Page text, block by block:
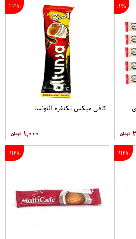
3%
17%
کافي ميکس تکنفره آلتونسا
۱,۰۰۰
20%
20%